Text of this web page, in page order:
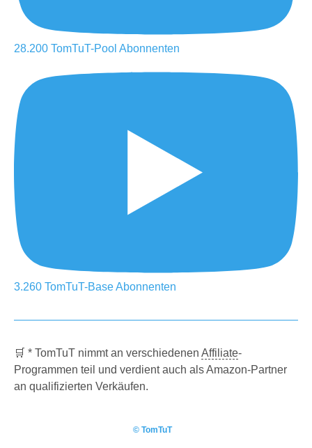
28.200 TomTuT-Pool Abonnenten
3.260 TomTuT-BaseAbonnenten
🛒 * TomTuT nimmt an verschiedenen Affiliate-
Programmen teil und verdient auch als Amazon-Partner
an qualifizierten Verkäufen.
© TomTuT